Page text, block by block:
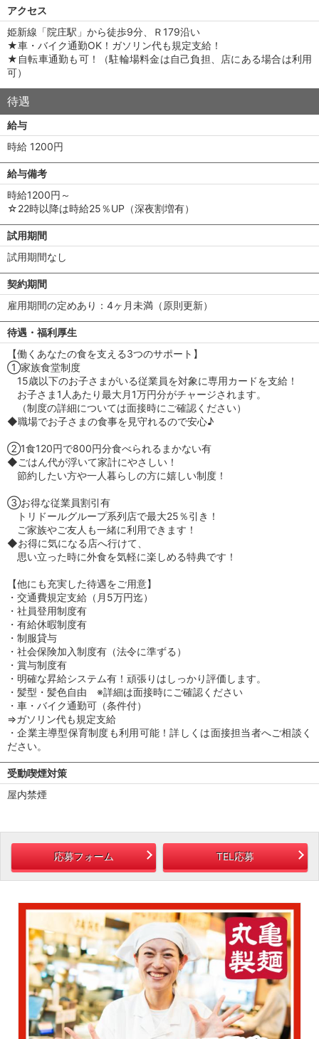
アクセス
姫新線「院庄駅」から徒歩9分、Ｒ179沿い
★車・バイク通勤OK！ガソリン代も規定支給！
★自転車通勤も可！（駐輪場料金は自己負担、店にある場合は利用
可）
待遇
給与
時給 1200円
給与備考
時給1200円～
☆22時以降は時給25％UP（深夜割増有）
試用期間
試用期間なし
契約期間
雇用期間の定めあり：4ヶ月未満（原則更新）
待遇・福利厚生
【働くあなたの食を支える3つのサポート】
①家族食堂制度
15歳以下のお子さまがいる従業員を対象に専用カードを支給！
お子さま1人あたり最大月1万円分がチャージされます。
（制度の詳細については面接時にご確認ください）
◆職場でお子さまの食事を見守れるので安心♪
②1食120円で800円分食べられるまかない有
◆ごはん代が浮いて家計にやさしい！
節約したい方や一人暮らしの方に嬉しい制度！
③お得な従業員割引有
トリドールグループ系列店で最大25％引き！
ご家族やご友人も一緒に利用できます！
◆お得に気になる店へ行けて、
思い立った時に外食を気軽に楽しめる特典です！
【他にも充実した待遇をご用意】
・交通費規定支給（月5万円迄）
・社員登用制度有
・有給休暇制度有
・制服貸与
・社会保険加入制度有（法令に準ずる）
・賞与制度有
・明確な昇給システム有！頑張りはしっかり評価します。
・髪型・髪色自由 ※詳細は面接時にご確認ください
・車・バイク通勤可（条件付）
⇒ガソリン代も規定支給
・企業主導型保育制度も利用可能！詳しくは面接担当者へご相談く
ださい。
受動喫煙対策
屋内禁煙
応募フォーム TEL応募